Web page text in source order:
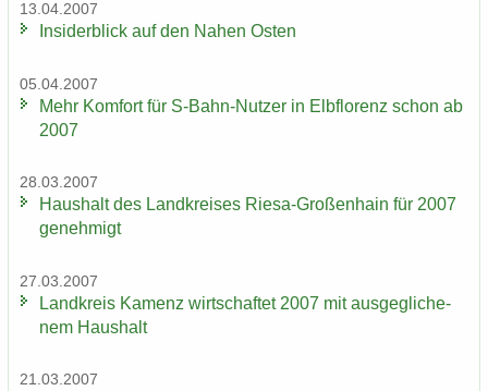
13.04.2007
In­si­der­blick auf den Nahen Osten
05.04.2007
Mehr Kom­fort für S-​Bahn-Nutzer in Elb­flo­renz schon ab
2007
28.03.2007
Haus­halt des Land­krei­ses Riesa-​Großenhain für 2007
ge­neh­migt
27.03.2007
Land­kreis Ka­menz wirt­schaf­tet 2007 mit aus­ge­gli­che­
nem Haus­halt
21.03.2007